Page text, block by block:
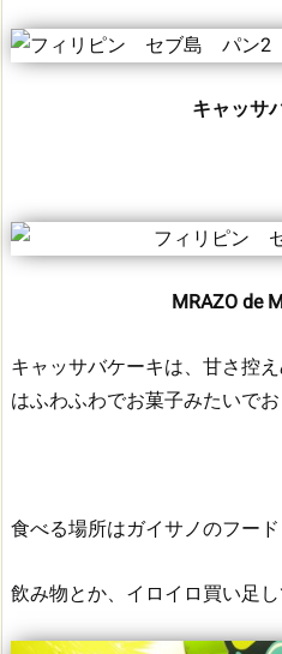
キャッサ
MRAZO de
キャッサバケーキは、甘さ控え
はふわふわでお菓子みたいでお
食べる場所はガイサノのフード
飲み物とか、イロイロ買い足し